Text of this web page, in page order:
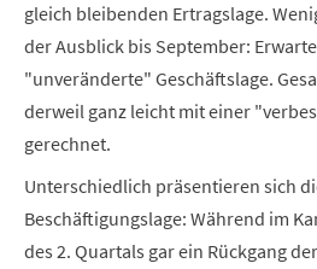
gleich bleibenden Ertragslage.
der Ausblick bis September:
"unveränderte" Geschäftslage.
derweil ganz leicht mit einer
gerechnet.
Unterschiedlich präsentieren sich
Beschäftigungslage: Während im
des 2. Quartals gar ein Rückgang